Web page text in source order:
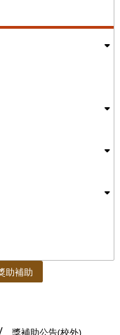
助補助
獎補助公告(校外)